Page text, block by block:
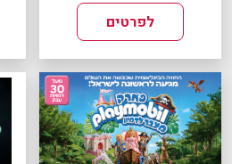
לפרטים